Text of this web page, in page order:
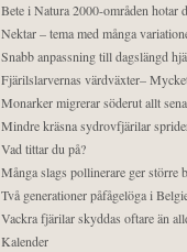
Bete i Natura 2000-områden hotar
Nektar – tema med många
Snabb anpassning till dagslängd
Fjärilslarvernas värdväxter–
Monarker migrerar söderut allt
Mindre kräsna sydrovfjärilar
Vad tittar du på?
Många slags pollinerare ger större
Två generationer påfågelöga i
Vackra fjärilar skyddas oftare än
Kalender